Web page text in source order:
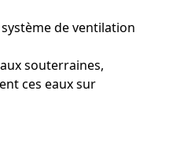
de ventilation
souterraines,
ces eaux sur